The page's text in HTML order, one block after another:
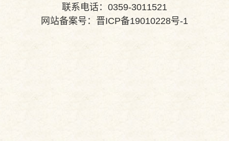
联系电话：0359-3011521
网站备案号： 晋ICP备19010228号-1